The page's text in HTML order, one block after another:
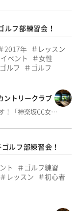
ルフ部練習会！
2017年
レッスン
ベント
女性
ルフ
ゴルフ
ントリークラブ
！「神楽坂CC女…
ルフ部練習会！
ト
ゴルフ練習
レッスン
初心者